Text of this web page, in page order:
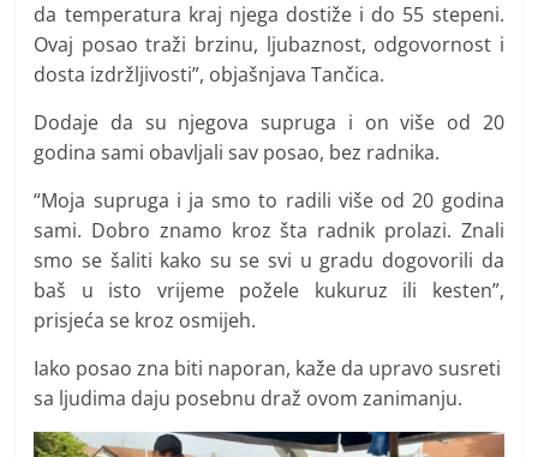
da temperatura kraj njega dostiže i do 55 stepeni.
Ovaj posao traži brzinu, ljubaznost, odgovornost i
dosta izdržljivosti”, objašnjava Tančica.
Dodaje da su njegova supruga i on više od 20
godina sami obavljali sav posao, bez radnika.
“Moja supruga i ja smo to radili više od 20 godina
sami. Dobro znamo kroz šta radnik prolazi. Znali
smo se šaliti kako su se svi u gradu dogovorili da
baš u isto vrijeme požele kukuruz ili kesten”,
prisjeća se kroz osmijeh.
Iako posao zna biti naporan, kaže da upravo susreti
sa ljudima daju posebnu draž ovom zanimanju.